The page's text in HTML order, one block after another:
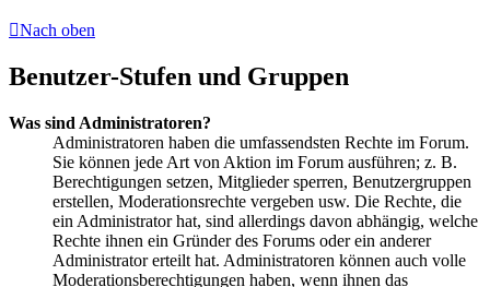
Nach oben
Benutzer-Stufen und Gruppen
Was sind Administratoren?
Administratoren haben die umfassendsten Rechte im Forum.
Sie können jede Art von Aktion im Forum ausführen; z. B.
Berechtigungen setzen, Mitglieder sperren, Benutzergruppen
erstellen, Moderationsrechte vergeben usw. Die Rechte, die
ein Administrator hat, sind allerdings davon abhängig, welche
Rechte ihnen ein Gründer des Forums oder ein anderer
Administrator erteilt hat. Administratoren können auch volle
Moderationsberechtigungen haben, wenn ihnen das